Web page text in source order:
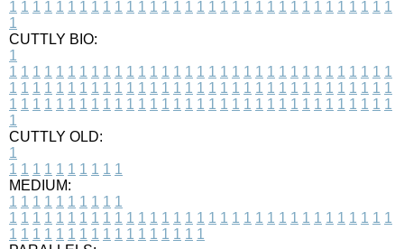
1 1 1 1 1 1 1 1 1 1 1 1 1 1 1 1 1 1 1 1 1 1 1 1 1 1 1 1 1 1 1 1 1
1
CUTTLY BIO:
1
1 1 1 1 1 1 1 1 1 1 1 1 1 1 1 1 1 1 1 1 1 1 1 1 1 1 1 1 1 1 1 1 1
1 1 1 1 1 1 1 1 1 1 1 1 1 1 1 1 1 1 1 1 1 1 1 1 1 1 1 1 1 1 1 1 1
1 1 1 1 1 1 1 1 1 1 1 1 1 1 1 1 1 1 1 1 1 1 1 1 1 1 1 1 1 1 1 1 1
1
CUTTLY OLD:
1
1 1 1 1 1 1 1 1 1 1
MEDIUM:
1 1 1 1 1 1 1 1 1 1
1 1 1 1 1 1 1 1 1 1 1 1 1 1 1 1 1 1 1 1 1 1 1 1 1 1 1 1 1 1 1 1 1
1 1 1 1 1 1 1 1 1 1 1 1 1 1 1 1 1